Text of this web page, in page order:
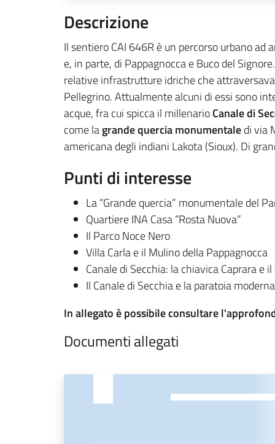
Descrizione
Il sentiero CAI 646R è un percorso urbano
e, in parte, di Pappagnocca e Buco del
relative infrastrutture idriche che
Pellegrino. Attualmente alcuni di essi sono
acque, fra cui spicca il millenarioCanale di
come lagrande quercia monumentaledi via
americana degli indiani Lakota (Sioux). Di
Punti di interesse
La “Grande quercia” monumentale del
Quartiere INA Casa “Rosta Nuova”
Il Parco Noce Nero
Villa Carla e il Mulino della Pappagnocca
Canale di Secchia: la chiavica Caprara e
Il Canale di Secchia e la paratoia moderna
In allegato è possibile consultare
Documenti allegati